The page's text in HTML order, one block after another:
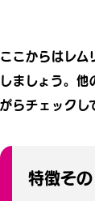
ここからはレム
しましょう。
がらチェックし
特徴そ